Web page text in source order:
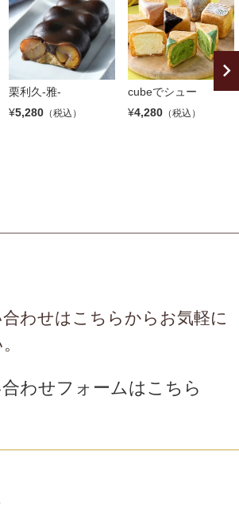
栗利久-雅-
¥5,280 （税込）
cubeでシュー
¥4,280 （税込）
わせはこちらからお気軽に
わせフォームはこちら